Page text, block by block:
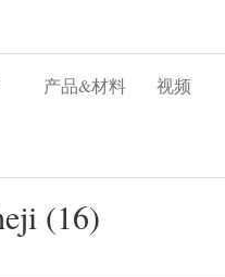
产品&材料 视频
(16)